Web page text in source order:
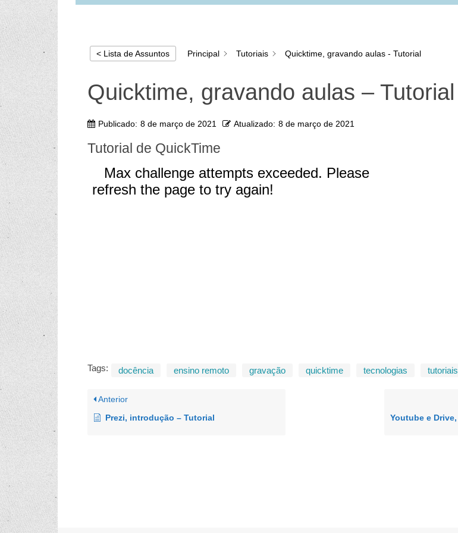
< Lista de Assuntos Principal Tutoriais Quicktime, gravando aulas - Tutorial
Quicktime, gravando aulas – Tutorial
Publicado: 8 de março de 2021 Atualizado: 8 de março de 2021
Tutorial de QuickTime
Tags: docência ensino remoto gravação quicktime tecnologias tutoriais
Anterior
Prezi, introdução – Tutorial